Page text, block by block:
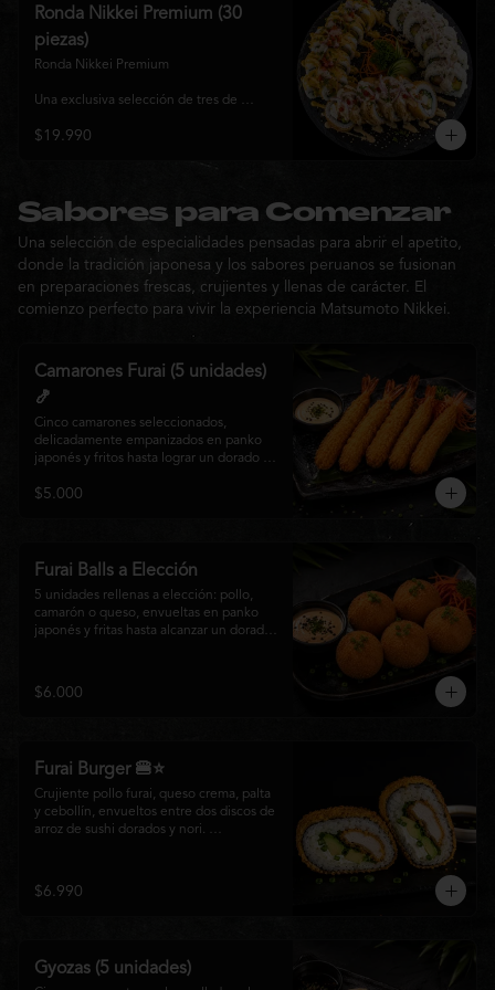
y sabor, ideal para compartir entre 3 y 4
Ronda Nikkei Premium (30
piezas)
Ronda Nikkei Premium
Una exclusiva selección de tres de
elaborados con ingredientes frescos y
pensada para compartir y descubrir la
esencia de Matsumoto Nikkei en cada
bocado.
$19.990
Sabores para Comenzar
Una selección de especialidades pensadas para abrir el apetito,
donde la tradición japonesa y los sabores peruanos se fusionan
en preparaciones frescas, crujientes y llenas de carácter. El
comienzo perfecto para vivir la experiencia Matsumoto Nikkei.
Camarones Furai (5 unidades)
🍤
Cinco camarones seleccionados,
delicadamente empanizados en panko
japonés y fritos hasta lograr un dorado
por dentro, acompañados de nuestra
nikkei.
$5.000
Furai Balls a Elección
5 unidades rellenas a elección: pollo,
camarón o queso, envueltas en panko
japonés y fritas hasta alcanzar un dorado
$6.000
Furai Burger 🍔⭐
Crujiente pollo furai, queso crema, palta
y cebollín, envueltos entre dos discos de
arroz de sushi dorados y nori.
tradición japonesa con el sabor nikkei en
cada bocado.
$6.990
Gyozas (5 unidades)